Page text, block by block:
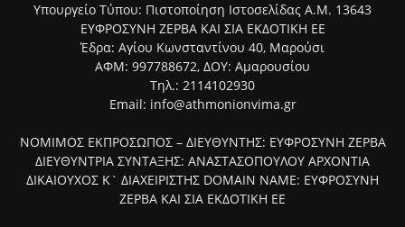
Υπουργείο Τύπου: Πιστοποίηση Ιστοσελίδας Α.Μ. 13643
ΕΥΦΡΟΣΥΝΗ ΖΕΡΒΑ ΚΑΙ ΣΙΑ ΕΚΔΟΤΙΚΗ ΕΕ
Έδρα: Αγίου Κωνσταντίνου 40, Μαρούσι
ΑΦΜ: 997788672, ΔΟΥ: Αμαρουσίου
Τηλ.: 2114102930
Email: info@athmonionvima.gr
ΝΟΜΙΜΟΣ ΕΚΠΡΟΣΩΠΟΣ – ΔΙΕΥΘΥΝΤΗΣ: ΕΥΦΡΟΣΥΝΗ ΖΕΡΒΑ
ΔΙΕΥΘΥΝΤΡΙΑ ΣΥΝΤΑΞΗΣ: ΑΝΑΣΤΑΣΟΠΟΥΛΟΥ ΑΡΧΟΝΤΙΑ
ΔΙΚΑΙΟΥΧΟΣ Κ` ΔΙΑΧΕΙΡΙΣΤΗΣ DOMAIN NAME: ΕΥΦΡΟΣΥΝΗ
ΖΕΡΒΑ ΚΑΙ ΣΙΑ ΕΚΔΟΤΙΚΗ ΕΕ